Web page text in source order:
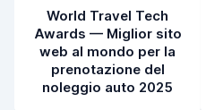
World Travel Tech
Awards — Miglior sito
web al mondo per la
prenotazione del
noleggio auto 2025